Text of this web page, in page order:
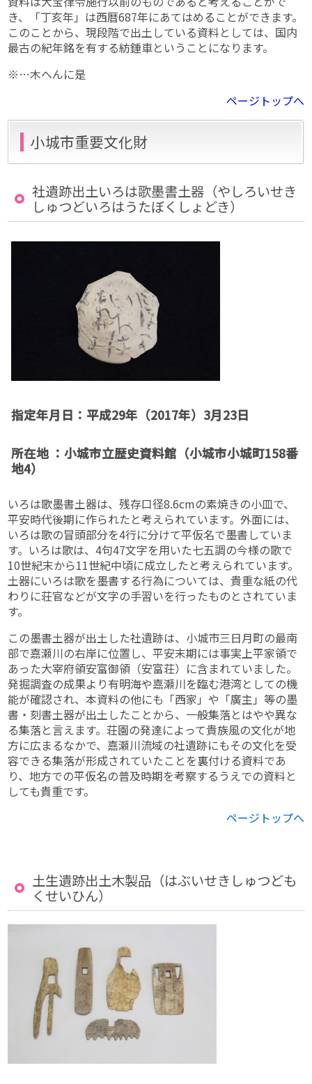
き、「丁亥年」は西暦687年にあてはめることができます。
このことから、現段階で出土している資料としては、国内
最古の紀年銘を有する紡錘車ということになります。
※…木へんに是
ページトップへ
小城市重要文化財
社遺跡出土いろは歌墨書土器（やしろいせき
しゅつどいろはうたぼくしょどき）
指定年月日：平成29年（2017年）3月23日
所在地 ：小城市立歴史資料館（小城市小城町158番
地4）
いろは歌墨書土器は、残存口径8.6cmの素焼きの小皿で、
平安時代後期に作られたと考えられています。外面には、
いろは歌の冒頭部分を4行に分けて平仮名で墨書していま
す。いろは歌は、4句47文字を用いた七五調の今様の歌で
10世紀末から11世紀中頃に成立したと考えられています。
土器にいろは歌を墨書する行為については、貴重な紙の代
わりに荘官などが文字の手習いを行ったものとされていま
す。
この墨書土器が出土した社遺跡は、小城市三日月町の最南
部で嘉瀬川の右岸に位置し、平安末期には事実上平家領で
あった大宰府領安富御領（安富荘）に含まれていました。
発掘調査の成果より有明海や嘉瀬川を臨む港湾としての機
能が確認され、本資料の他にも「西家」や「廣主」等の墨
書・刻書土器が出土したことから、一般集落とはやや異な
る集落と言えます。荘園の発達によって貴族風の文化が地
方に広まるなかで、嘉瀬川流域の社遺跡にもその文化を受
容できる集落が形成されていたことを裏付ける資料であ
り、地方での平仮名の普及時期を考察するうえでの資料と
しても貴重です。
ページトップへ
土生遺跡出土木製品（はぶいせきしゅつども
くせいひん）